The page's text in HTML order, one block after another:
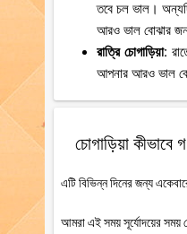
তবে চল ভাল।
আরও ভাল বোঝার জন্য
রাত্রি চোগাড়িয়া:
আপনার আরও ভাল
চোগাড়িয়া কীভাবে
এটি বিভিন্ন দিনের জন্য
আমরা এই সময় সূর্যোদয়ের সময়